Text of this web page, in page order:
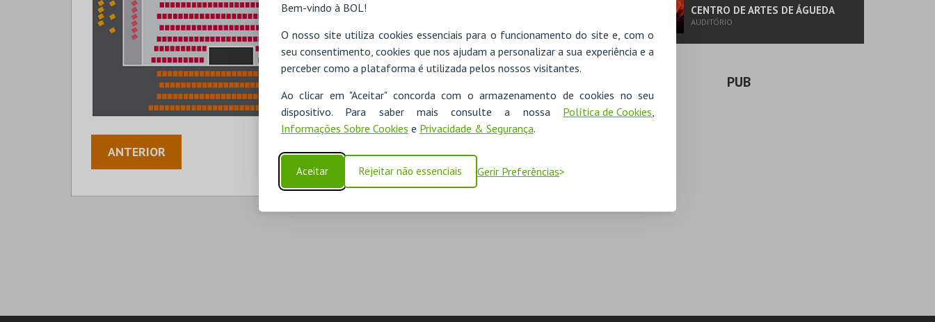
Bem-vindo à BOL!
O nosso site utiliza cookies essenciais para o funcionamento do site e, com o
seu consentimento, cookies que nos ajudam a personalizar a sua experiência e a
perceber como a plataforma é utilizada pelos nossos visitantes.
Ao clicar em "Aceitar" concorda com o armazenamento de cookies no seu
dispositivo. Para saber mais consulte a nossa Política de Cookies,
Informações Sobre Cookies e Privacidade & Segurança.
Aceitar Rejeitar não essenciais Gerir Preferências
ANTERIOR
CENTRO DE ARTES DE ÁGUEDA
AUDITÓRIO
PUB